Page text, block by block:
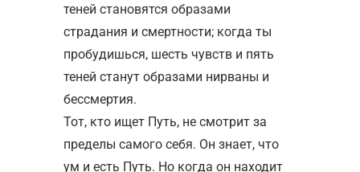
теней становятся образами
страдания и смертности; когда ты
пробудишься, шесть чувств и пять
теней станут образами нирваны и
бессмертия.
Тот, кто ищет Путь, не смотрит за
пределы самого себя. Он знает, что
ум и есть Путь. Но когда он находит